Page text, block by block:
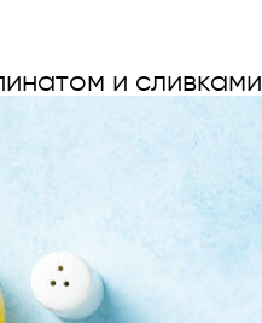
и сливками